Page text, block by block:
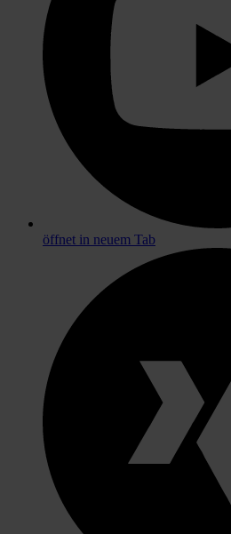
öffnet in neuem Tab